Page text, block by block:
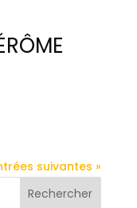
suivantes »
Rechercher